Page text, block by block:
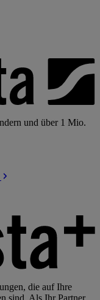
und über 1 Mio.
die auf Ihre
sind. Als Ihr Partner